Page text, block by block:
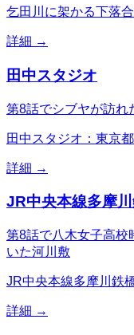
乞田川に架かる下落
詳細 →
田中スタジオ
第8話でシブヤが訪れ
田中スタジオ：東京
詳細 →
JR中央本線多摩
第8話で八木女子高校
いた河川敷
JR中央本線多摩川鉄
詳細 →